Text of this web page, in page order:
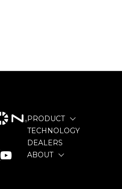
PRODUCT
TECHNOLOGY
DEALERS
ABOUT